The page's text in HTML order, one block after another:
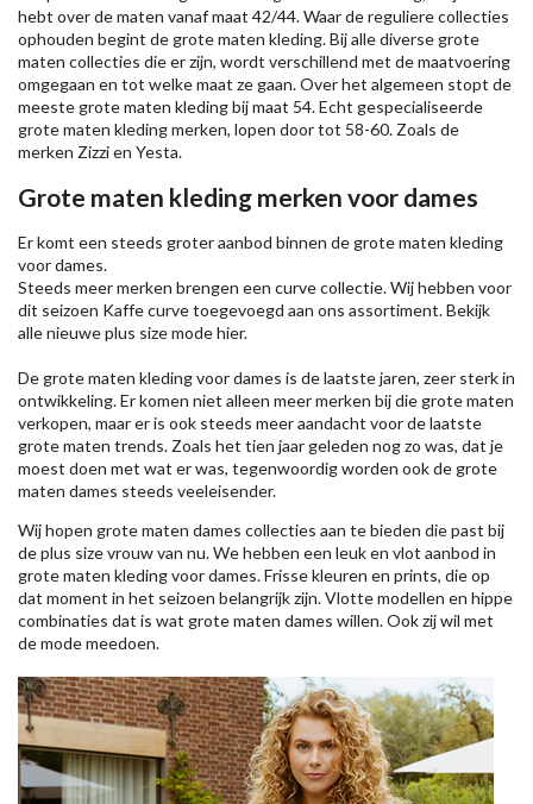
hebt over de maten vanaf maat 42/44. Waar de reguliere collecties
ophouden begint de grote maten kleding. Bij alle diverse grote
maten collecties die er zijn, wordt verschillend met de maatvoering
omgegaan en tot welke maat ze gaan. Over het algemeen stopt de
meeste grote maten kleding bij maat 54. Echt gespecialiseerde
grote maten kleding merken, lopen door tot 58-60. Zoals de
merken Zizzien Yesta.
Grote maten kleding merken voor dames
Er komt een steeds groter aanbod binnen de grote maten kleding
voor dames.
Steeds meer merken brengen een curve collectie. Wij hebben voor
dit seizoen Kaffecurve toegevoegd aan ons assortiment. Bekijk
alle nieuweplus size modehier.
De grote maten kleding voor dames is de laatste jaren, zeer sterk in
ontwikkeling. Er komen niet alleen meer merken bij die grote maten
verkopen, maar er is ook steeds meer aandacht voor de laatste
grote maten trends. Zoals het tien jaar geleden nog zo was, dat je
moest doen met wat er was, tegenwoordig worden ook de grote
maten dames steeds veeleisender.
Wij hopen grote maten dames collecties aan te bieden die past bij
de plus size vrouw van nu. We hebben een leuk en vlot aanbod in
grote maten kleding voor dames. Frisse kleuren en prints, die op
dat moment in het seizoen belangrijk zijn. Vlotte modellen en hippe
combinaties dat is wat grote maten dames willen. Ook zij wil met
de mode meedoen.